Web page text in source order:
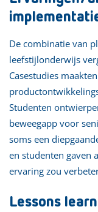
De combinatie van
leefstijlonderwijs
Casestudies
Studenten
beweegapp voor
soms een
en studenten gaven
ervaring zou
Lessons